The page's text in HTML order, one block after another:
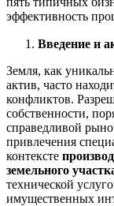
эффективность
Введение и
Земля, как
актив, часто
конфликтов.
собственности,
справедливой
привлечения
контексте
земельного
технической
имущественных